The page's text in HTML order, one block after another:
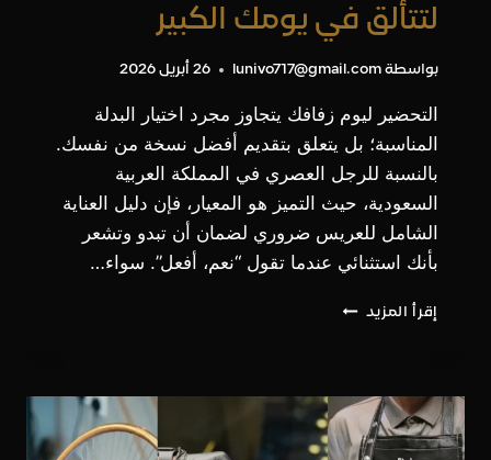
لتتألق في يومك الكبير
بواسطة lunivo717@gmail.com 26 أبريل 2026
التحضير ليوم زفافك يتجاوز مجرد اختيار البدلة
المناسبة؛ بل يتعلق بتقديم أفضل نسخة من نفسك.
بالنسبة للرجل العصري في المملكة العربية
السعودية، حيث التميز هو المعيار، فإن دليل العناية
الشامل للعريس ضروري لضمان أن تبدو وتشعر
بأنك استثنائي عندما تقول “نعم، أفعل”. سواء…
إقرأ المزيد دليل
العريس
قبل
الزواج: